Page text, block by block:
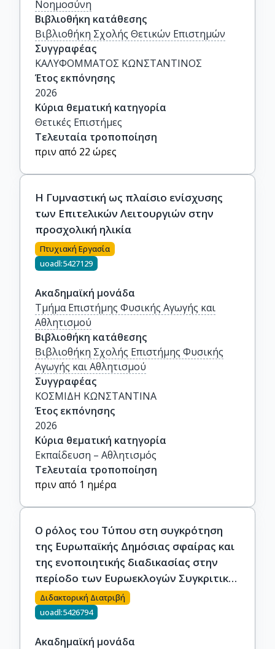
Νοημοσύνη
Βιβλιοθήκη κατάθεσης
Βιβλιοθήκη Σχολής Θετικών Επιστημών
Συγγραφέας
ΚΑΛΥΦΟΜΜΑΤΟΣ ΚΩΝΣΤΑΝΤΙΝΟΣ
Έτος εκπόνησης
2026
Κύρια θεματική κατηγορία
Θετικές Επιστήμες
Τελευταία τροποποίηση
πριν από 22 ώρες
Η Γυμναστική ως πλαίσιο ενίσχυσης
των Επιτελικών Λειτουργιών στην
προσχολική ηλικία
Πτυχιακή Εργασία
uoadl:5427129
Ακαδημαϊκή μονάδα
Τμήμα Επιστήμης Φυσικής Αγωγής και
Αθλητισμού
Βιβλιοθήκη κατάθεσης
Βιβλιοθήκη Σχολής Επιστήμης Φυσικής
Αγωγής και Αθλητισμού
Συγγραφέας
ΚΟΣΜΙΔΗ ΚΩΝΣΤΑΝΤΙΝΑ
Έτος εκπόνησης
2026
Κύρια θεματική κατηγορία
Εκπαίδευση – Αθλητισμός
Τελευταία τροποποίηση
πριν από 1 ημέρα
Ο ρόλος του Τύπου στη συγκρότηση
της Eυρωπαϊκής Δημόσιας σφαίρας και
της ενοποιητικής διαδικασίας στην
περίοδο των Eυρωεκλογών Συγκριτική
μελέτη πρωτοσέλιδων οκτώ κρατών-
μελών στη δεκαετία 2009 – 2019
Διδακτορική Διατριβή
uoadl:5426794
Ακαδημαϊκή μονάδα